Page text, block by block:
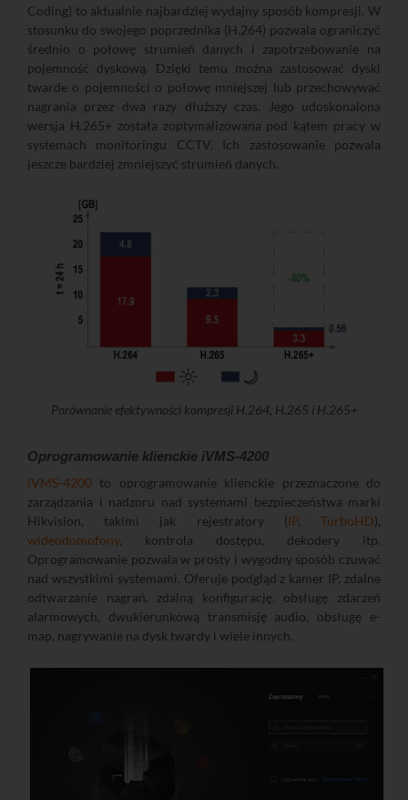
Coding) to aktualnie najbardziej wydajny sposób kompresji. W
stosunku do swojego poprzednika (H.264) pozwala ograniczyć
średnio o połowę strumień danych i zapotrzebowanie na
pojemność dyskową. Dzięki temu można zastosować dyski
twarde o pojemności o połowę mniejszej lub przechowywać
nagrania przez dwa razy dłuższy czas. Jego udoskonalona
wersja H.265+ została zoptymalizowana pod kątem pracy w
systemach monitoringu CCTV. Ich zastosowanie pozwala
jeszcze bardziej zmniejszyć strumień danych.
Porównanie efektywności kompresji H.264, H.265 i H.265+
Oprogramowanie klienckie iVMS-4200
iVMS-4200 to oprogramowanie klienckie przeznaczone do
zarządzania i nadzoru nad systemami bezpieczeństwa marki
Hikvision, takimi jak rejestratory (IP,TurboHD),
wideodomofony, kontrola dostępu, dekodery itp.
Oprogramowanie pozwala w prosty i wygodny sposób czuwać
nad wszystkimi systemami. Oferuje podgląd z kamer IP, zdalne
odtwarzanie nagrań, zdalną konfigurację, obsługę zdarzeń
alarmowych, dwukierunkową transmisję audio, obsługę e-
map, nagrywanie na dysk twardy i wiele innych.